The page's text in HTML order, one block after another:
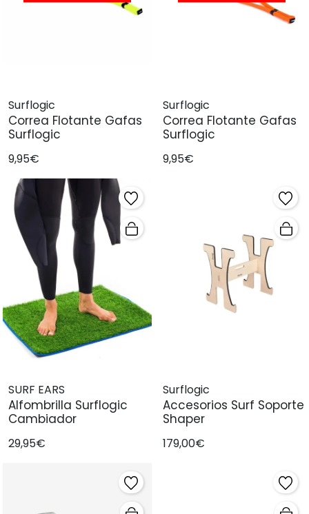
Surflogic
Correa Flotante Gafas
Surflogic
9,95€
Surflogic
Correa Flotante Gafas
Surflogic
9,95€
SURF EARS
Alfombrilla Surflogic
Cambiador
29,95€
Surflogic
Accesorios Surf Soporte
Shaper
179,00€